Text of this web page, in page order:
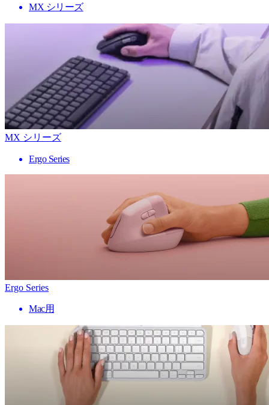
MX シリーズ
MX シリーズ
Ergo Series
Ergo Series
Mac用